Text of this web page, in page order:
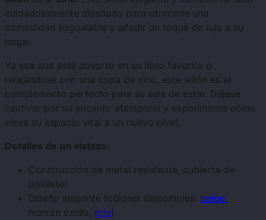
cuidadosamente diseñado para ofrecerle una
comodidad inigualable y añadir un toque de lujo a su
hogar.
Ya sea que esté absorto en su libro favorito o
relajándose con una copa de vino, este sillón es el
complemento perfecto para su sala de estar. Déjese
cautivar por su encanto atemporal y experimente cómo
eleva su espacio vital a un nuevo nivel.
Detalles de un vistazo:
Construcción de metal resistente, cubierta de
poliéster
Diseño elegante (colores disponibles: beige,
marrón óxido, gris)